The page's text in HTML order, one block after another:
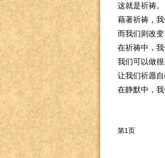
这就是祈祷。
藉著祈祷，我
而我们则改变
在祈祷中，我
我们可以做
让我们祈愿
在静默中，我
第1页